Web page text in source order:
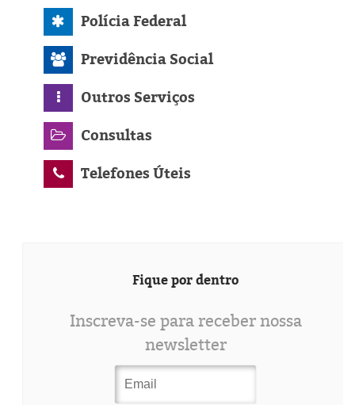
Polícia Federal
Previdência Social
Outros Serviços
Consultas
Telefones Úteis
Fique por dentro
Inscreva-se para receber nossa
newsletter